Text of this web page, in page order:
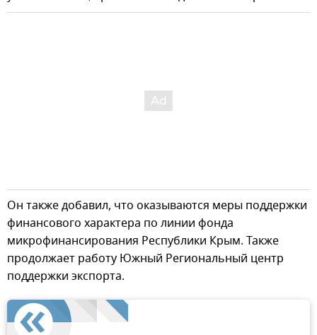
Он также добавил, что оказываются меры поддержки
финансового характера по линии фонда
микрофинансирования Республики Крым. Также
продолжает работу Южный Региональный центр
поддержки экспорта.